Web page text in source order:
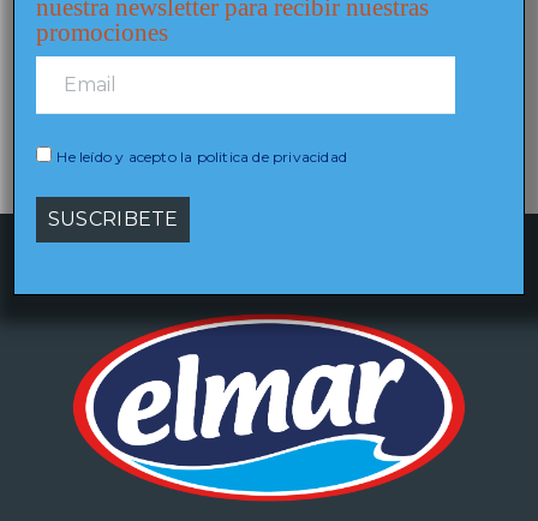
nuestra newsletter para recibir nuestras
promociones
He leído y acepto la politica de privacidad